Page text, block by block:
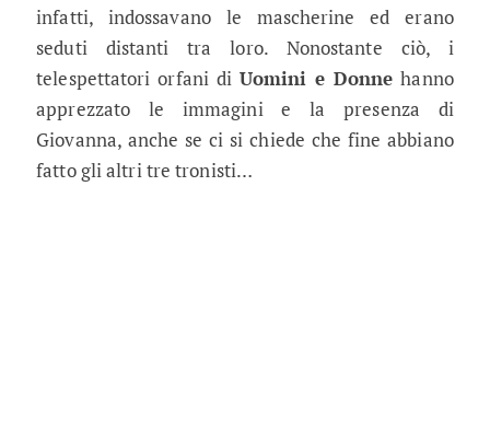
infatti, indossavano le mascherine ed erano
seduti distanti tra loro. Nonostante ciò, i
telespettatori orfani di Uomini e Donne hanno
apprezzato le immagini e la presenza di
Giovanna, anche se ci si chiede che fine abbiano
fatto gli altri tre tronisti…